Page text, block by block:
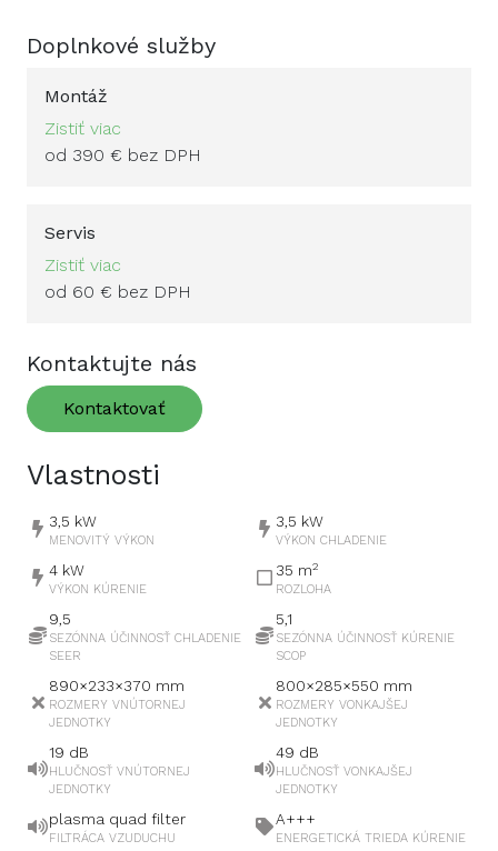
Doplnkové služby
Montáž
Zistiť viac
od 390 € bez DPH
Servis
Zistiť viac
od 60 € bez DPH
Kontaktujte nás
Kontaktovať
Vlastnosti
3,5 kW
MENOVITÝ VÝKON
3,5 kW
VÝKON CHLADENIE
4 kW
VÝKON KÚRENIE
35 m2
ROZLOHA
9,5
SEZÓNNA ÚČINNOSŤ CHLADENIE
SEER
5,1
SEZÓNNA ÚČINNOSŤ KÚRENIE
SCOP
890×233×370 mm
ROZMERY VNÚTORNEJ
JEDNOTKY
800×285×550 mm
ROZMERY VONKAJŠEJ
JEDNOTKY
19 dB
HLUČNOSŤ VNÚTORNEJ
JEDNOTKY
49 dB
HLUČNOSŤ VONKAJŠEJ
JEDNOTKY
plasma quad filter
FILTRÁCA VZUDUCHU
A+++
ENERGETICKÁ TRIEDA KÚRENIE